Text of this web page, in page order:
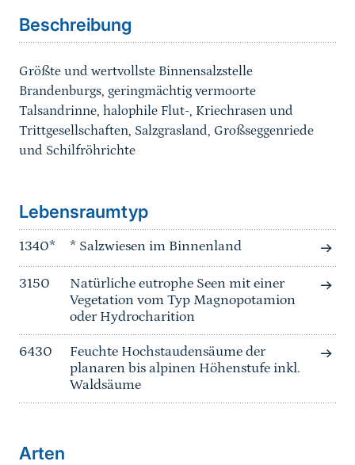
Beschreibung
Größte und wertvollste Binnensalzstelle
Brandenburgs, geringmächtig vermoorte
Talsandrinne, halophile Flut-, Kriechrasen und
Trittgesellschaften, Salzgrasland, Großseggenriede
und Schilfröhrichte
Lebensraumtyp
1340* * Salzwiesen im Binnenland
3150
Natürliche eutrophe Seen mit einer
Vegetation vom Typ Magnopotamion
oder Hydrocharition
6430
Feuchte Hochstaudensäume der
planaren bis alpinen Höhenstufe inkl.
Waldsäume
Arten